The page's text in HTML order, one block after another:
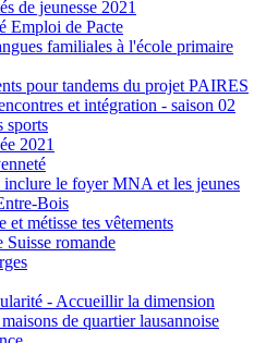
de jeunesse 2021
Emploi de Pacte
familiales à l'école primaire
pour tandems du projet PAIRES
et intégration - saison 02
sports
2021
inclure le foyer MNA et les jeunes
Bois
et métisse tes vêtements
romande
- Accueillir la dimension
de quartier lausannoise